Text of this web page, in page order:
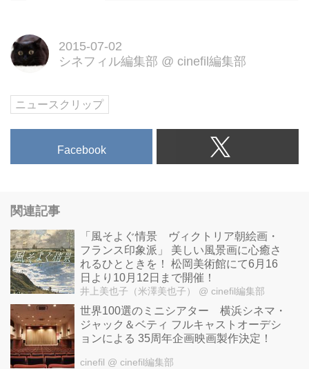
2015-07-02
シネフィル編集部 @ cinefil編集部
ニュースクリップ
Facebook
関連記事
「風そよぐ情景 ヴィクトリア朝絵画・
フランス印象派」 美しい風景画に心癒さ
れるひとときを！ 松岡美術館にて6月16
日より10月12日まで開催！
井上美也子（米澤美也子） @ cinefil編集部
世界100選のミニシアター 横浜シネマ・
ジャック＆ベティ フルキャストオーデシ
ョンによる 35周年企画映画製作決定！
cinefil @ cinefil編集部